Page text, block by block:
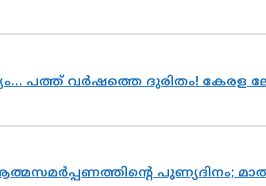
പത്ത് വർഷത്തെ ദുരിതം! കേരള
പുണ്യദിനം;